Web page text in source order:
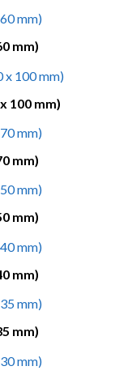
mm)
100 mm)
mm)
mm)
mm)
mm)